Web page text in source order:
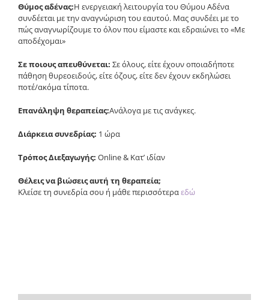
Θύμος αδένας:Η ενεργειακή λειτουργία του Θύμου Αδένα
συνδέεται με την αναγνώριση του εαυτού. Μας συνδέει με το
πώς αναγνωρίζουμε το όλον που είμαστε και εδραιώνει το «Με
αποδέχομαι»
Σε ποιους απευθύνεται: Σε όλους, είτε έχουν οποιαδήποτε
πάθηση θυρεοειδούς, είτε όζους, είτε δεν έχουν εκδηλώσει
ποτέ/ακόμα τίποτα.
Επανάληψη θεραπείας:Ανάλογα με τις ανάγκες.
Διάρκεια συνεδρίας: 1 ώρα
Τρόπος Διεξαγωγής: Online & Κατ’ ιδίαν
Θέλεις να βιώσεις αυτή τη θεραπεία;
Κλείσε τη συνεδρία σου ή μάθε περισσότεραεδώ